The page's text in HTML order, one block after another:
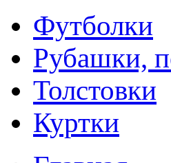
Футболки
Рубашки,
Толстовки
Куртки